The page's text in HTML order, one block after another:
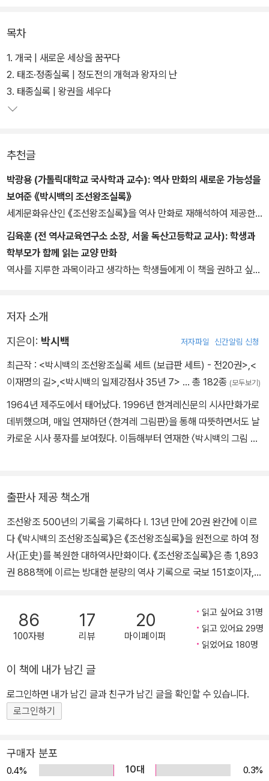
또한 만화라는 미디어의 장점을 백분 발휘해 두꺼운 역사책에서는 느
끼지 못하는 재미와 박진감을 선사한다. 그리고 작가가 해석한 인물
의 성격과 실록의 묘사를 적절히 배합하고 시사적 해석을 곁들여 아
이콘화하여 캐릭터로 표현해 실감나는 역사를 느낄 수 있다.
족교양만화를 표방하고 있기 때문에 지식적인 접근과 함께 '재미'란
면도 강조해서 표현했다. 그 재미는 적절한 비유와 이해하기 쉽도록
풀어낸 문장이나 구성을 통해서다.
목차
1. 개국 | 새로운 세상을 꿈꾸다
2. 태조·정종실록 | 정도전의 개혁과 왕자의 난
3. 태종실록 | 왕권을 세우다
추천글
박광용 (가톨릭대학교 국사학과 교수): 역사 만화의 새로운 가능성을
보여준 《박시백의 조선왕조실록》
세계문화유산인 《조선왕조실록》을 역사 만화로 재해석하여 제공한
다니 반가운 일이다. 디지털혁명 시대를 맞은 지금 시점에서 우리나
라 사람들이 반드시 해야 할 일이다. 이 역사적 시점과 우리 사회가 가
야할 미래를 생각하는 박시백 화백의 창조정신의 만남도 보기 좋다.
철되어 있는 역사임을 잘 보여주고 있다.
김육훈 (전 역사교육연구소 소장, 서울 독산고등학교 교사): 학생과
학부모가 함께 읽는 교양 만화
역사를 지루한 과목이라고 생각하는 학생들에게 이 책을 권하고 싶
수 있는 책이다. 학생과 함께 만화를 읽는 학부모가 되어, 역사가 주는
교훈을 더불어 찾아가려는 분들께 이 책을 추천한다.
저자 소개
지은이: 박시백 저자파일 신간알림 신청
최근작 : <박시백의 조선왕조실록 세트 (보급판 세트) - 전20권>,<
이재명의 길>,<박시백의 일제강점사 35년 7> … 총 182종 (모두보기)
1964년 제주도에서 태어났다. 1996년 한겨레신문의 시사만화가로
데뷔했으며, 매일 연재하던 〈한겨레 그림판〉을 통해 따뜻하면서도 날
카로운 시사 풍자를 보여줬다. 이듬해부터 연재한 〈박시백의 그림 세
신문사를 그만두었다. 2003년 《박시백의 조선왕조실록》 첫 권이 출
간되었고, 그해 대한민국 만화대상 장관상을 수상했다. 이후 10년간
조선시대 사관의 심정으로 500년 역사를 20권의 책에 담아내 2013
년 완간했다. 13년간의 대장정을 마감한 그해 부천만화대상을 수상했
다. 2020년 일제강점사를 다룬 《35년》 전 7권을 내놓았고, 2024
인 나라 고려의 500년 역사를 생동감 있게 되살려냈다.
출판사 제공 책소개
조선왕조 500년의 기록을 기록하다 Ⅰ. 13년 만에 20권 완간에 이르
다 《박시백의 조선왕조실록》은 《조선왕조실록》을 원전으로 하여 정
사(正史)를 복원한 대하역사만화이다. 《조선왕조실록》은 총 1,893
권 888책에 이르는 방대한 분량의 역사 기록으로 국보 151호이자,
은 정치뿐 아니라 사회, 문화, 경제, 군사, 외교, 풍습 등 다방면의 역
사적 사실을 기록하고 있어 훌륭한 문화유산으로 평가받고 있다. 박
시백 화백이 철저히 《실록》에 기록된 정사를 바탕으로 조선 역사를
었다. 1. 역사학자들의 찬사를 받는 역사만화 마감에 시달리는 작가들
은 많지만 박시백 화백이 특히 고생하는 이유는 철저한 자료 연구에
바탕한 만화를 그리기 때문이다. 우리가 아는 역사 ‘상식’ 중 상당 부
분은 야사에 기대거나, TV 드라마와 급조된 역사책이 만들어낸 허상
작 기간의 2배 정도의 시간을 들여 연구하고 고증하여 생생하게 조선
시대를 복원했다. 《국역 조선왕조실록》을 기본으로 각 권마다 20여
86
100자평
17
리뷰
20
마이페이퍼
읽고 싶어요 31명
읽고 있어요 29명
읽었어요 180명
이 책에 내가 남긴 글
로그인하면 내가 남긴 글과 친구가 남긴 글을 확인할 수 있습니다.
로그인하기
구매자 분포
0.4% 10대
0.3%